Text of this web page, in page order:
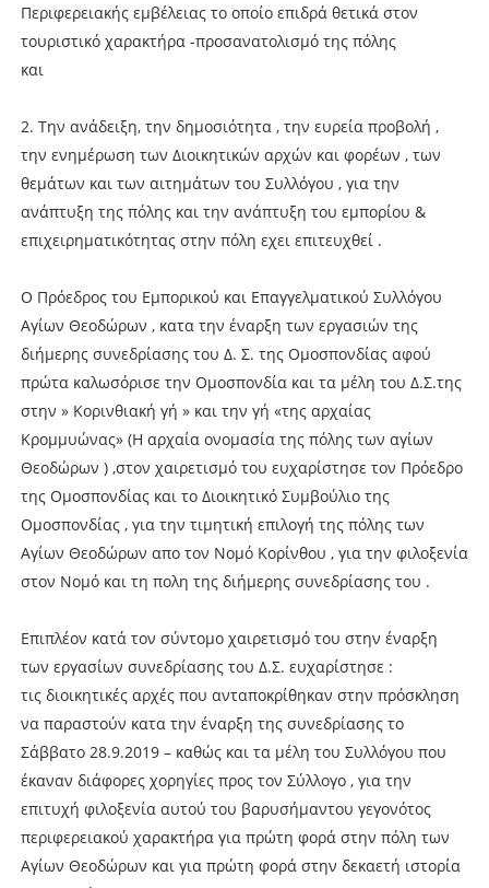
Περιφερειακής εμβέλειας το οποίο επιδρά θετικά στον
τουριστικό χαρακτήρα -προσανατολισμό της πόλης
και
2. Την ανάδειξη, την δημοσιότητα , την ευρεία προβολή ,
την ενημέρωση των Διοικητικών αρχών και φορέων , των
θεμάτων και των αιτημάτων του Συλλόγου , για την
ανάπτυξη της πόλης και την ανάπτυξη του εμπορίου &
επιχειρηματικότητας στην πόλη εχει επιτευχθεί .
Ο Πρόεδρος του Εμπορικού και Επαγγελματικού Συλλόγου
Αγίων Θεοδώρων , κατα την έναρξη των εργασιών της
διήμερης συνεδρίασης του Δ. Σ. της Ομοσπονδίας αφού
πρώτα καλωσόρισε την Ομοσπονδία και τα μέλη του Δ.Σ.της
στην » Κορινθιακή γή » και την γή «της αρχαίας
Κρομμυώνας» (Η αρχαία ονομασία της πόλης των αγίων
Θεοδώρων ) ,στον χαιρετισμό του ευχαρίστησε τον Πρόεδρο
της Ομοσπονδίας και το Διοικητικό Συμβούλιο της
Ομοσπονδίας , για την τιμητική επιλογή της πόλης των
Αγίων Θεοδώρων απο τον Νομό Κορίνθου , για την φιλοξενία
στον Νομό και τη πολη της διήμερης συνεδρίασης του .
Επιπλέον κατά τον σύντομο χαιρετισμό του στην έναρξη
των εργασίων συνεδρίασης του Δ.Σ. ευχαρίστησε :
τις διοικητικές αρχές που ανταποκρίθηκαν στην πρόσκληση
να παραστούν κατα την έναρξη της συνεδρίασης το
Σάββατο 28.9.2019 – καθώς και τα μέλη του Συλλόγου που
έκαναν διάφορες χορηγίες προς τον Σύλλογο , για την
επιτυχή φιλοξενία αυτού του βαρυσήμαντου γεγονότος
περιφερειακού χαρακτήρα για πρώτη φορά στην πόλη των
Αγίων Θεοδώρων και για πρώτη φορά στην δεκαετή ιστορία